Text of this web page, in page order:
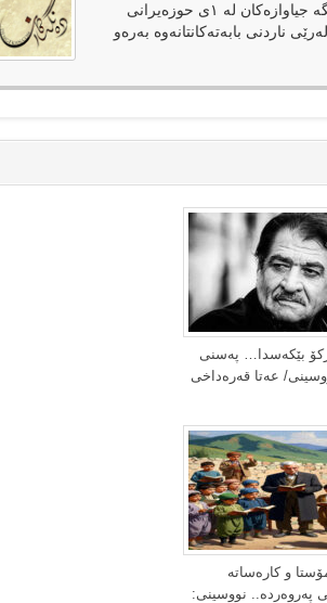
دەنگەکان وەک رۆژنامەیەکی ئەلکترۆنی لەپێناوی فەراهەمکردنی سەکۆیەکی ئازاد بۆ دەنگە جیاوازەکان لە ١ی حوزەیرانی
ناردنی بابەتەکانتانەوە بەرەو
بێکەسدا… پەسنی
عەتا قەرەداخی
و کارەساتە
پەروەردە.. نووسینی: